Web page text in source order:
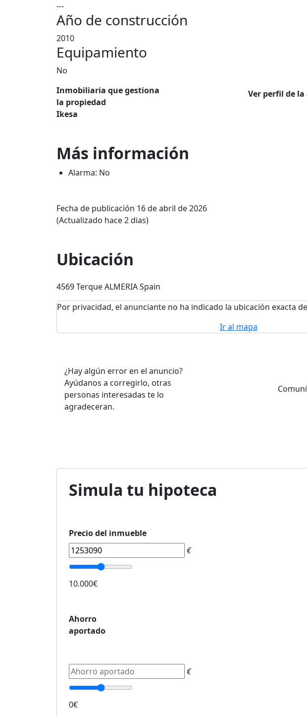
---
Año de construcción
2010
Equipamiento
No
Inmobiliaria que gestiona
la propiedad
Ikesa
Ver perfil de la
Más información
Alarma: No
Fecha de publicación 16 de abril de 2026
(Actualizado hace 2 dias)
Ubicación
4569 Terque ALMERIA Spain
Por privacidad, el anunciante no ha indicado la ubicación exacta
Ir al mapa
¿Hay algún error en el anuncio?
Ayúdanos a corregirlo, otras
personas interesadas te lo
agradeceran.
Simula tu hipoteca
Precio del inmueble
€
10.000€
Ahorro
aportado
€
0€